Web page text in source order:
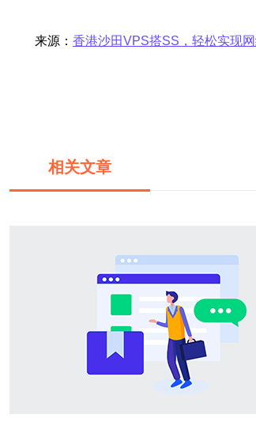
来源： 香港沙田VPS搭SS，轻松实现
相关文章